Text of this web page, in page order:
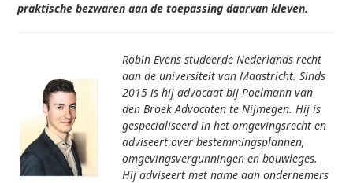
praktische bezwaren aan de toepassing daarvan kleven.
Robin Evens studeerde Nederlands recht
aan de universiteit van Maastricht. Sinds
2015 is hij advocaat bij Poelmann van
den Broek Advocaten te Nijmegen. Hij is
gespecialiseerd in het omgevingsrecht en
adviseert over bestemmingsplannen,
omgevingsvergunningen en bouwleges.
Hij adviseert met name aan ondernemers